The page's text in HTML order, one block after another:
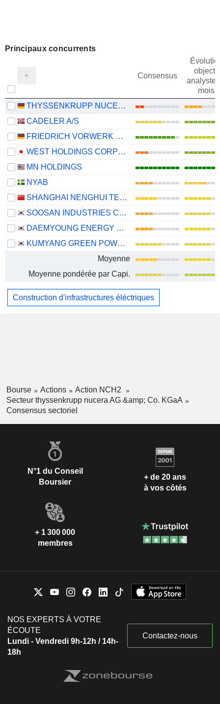
Principaux concurrents
Consensus
objectif
mois
THYSSENKRUPP NUCERA AG & CO. KGAA
CADELER A/S
FRIEDRICH VORWERK GROUP SE
WEST HOLDINGS CORPORATION
MN HOLDINGS
NYAB
SHANGHAI NENGHUI TECHNOLOGY CO.,LTD.
SOOSAN INDUSTRIES CO., LTD.
DAEMYOUNG ENERGY CO.,LTD
KUMYANG GREEN POWER CO., LTD.
Moyenne
Moyenne pondérée par Capi.
Construction d'infrastructures éléctriques
Bourse Actions
Action NCH2
Secteur thyssenkrupp nucera AG &amp; Co. KGaA
Consensus sectoriel
N°1 du Conseil
Boursier
+ de 20 ans
à vos côtés
+ 1 300 000
membres
NOS EXPERTS À VOTRE
ÉCOUTE
Lundi - Vendredi 9h-12h / 14h-
18h
Contactez-nous